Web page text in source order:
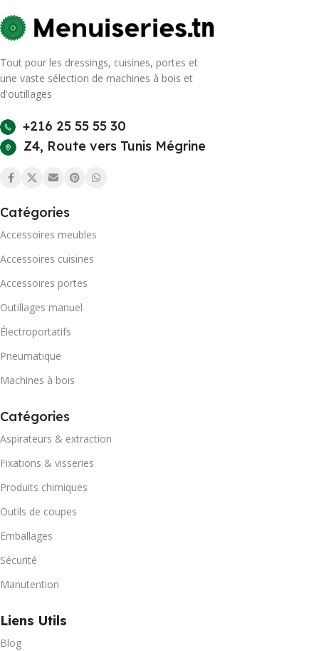
Tout pour les dressings, cuisines, portes et
une vaste sélection de machines à bois et
d'outillages
+216 25 55 55 30
Z4, Route vers Tunis Mégrine
Catégories
Accessoires meubles
Accessoires cuisines
Accessoires portes
Outillages manuel
Électroportatifs
Pneumatique
Machines à bois
Catégories
Aspirateurs & extraction
Fixations & visseries
Produits chimiques
Outils de coupes
Emballages
Sécurité
Manutention
Liens Utils
Blog